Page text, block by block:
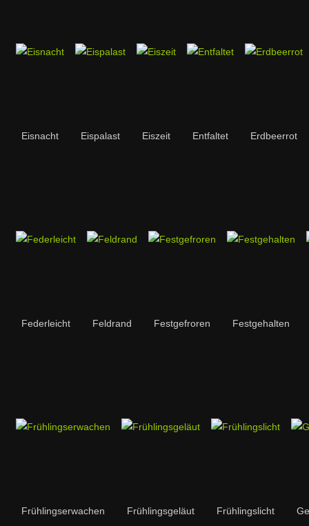
Eisnacht Eispalast Eiszeit Entfaltet Erdbeerrot
Federleicht Feldrand Festgefroren Festgehalten
Frühlingserwachen Frühlingsgeläut Frühlingslicht